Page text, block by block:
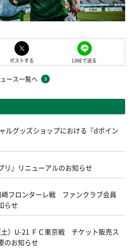
ポストする LINEで送る
ース一覧へ
ルグッズショップにおける『dポイン
リ』リニューアルのお知らせ
崎フロンターレ戦 ファンクラブ会員
らせ
土）U-21 ＦＣ東京戦 チケット販売ス
のお知らせ